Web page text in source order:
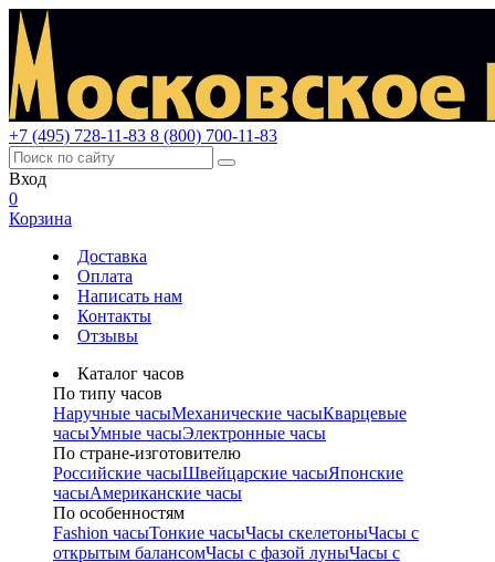
+7 (495) 728-11-83 8 (800) 700-11-83
Вход
0
Корзина
Доставка
Оплата
Написать нам
Контакты
Отзывы
Каталог часов
По типу часов
Наручные часыМеханические часыКварцевые
часыУмные часыЭлектронные часы
По стране-изготовителю
Российские часыШвейцарские часыЯпонские
часыАмериканские часы
По особенностям
Fashion часыТонкие часыЧасы скелетоныЧасы с
открытым балансомЧасы с фазой луныЧасы с